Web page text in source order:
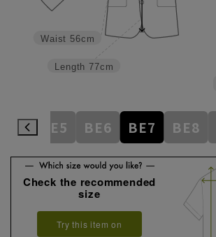
Length 77cm
Waist 56cm
BE5 BE6 BE7 BE8
Check the recommended
size
Try this item on